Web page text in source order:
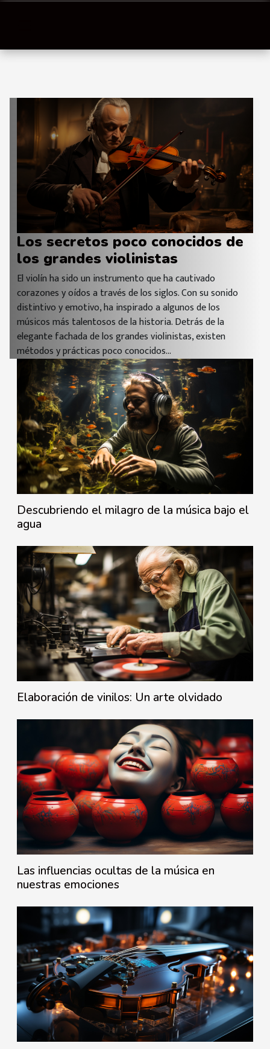
Los secretos poco conocidos de
los grandes violinistas
El violín ha sido un instrumento que ha cautivado
corazones y oídos a través de los siglos. Con su sonido
distintivo y emotivo, ha inspirado a algunos de los
músicos más talentosos de la historia. Detrás de la
elegante fachada de los grandes violinistas, existen
métodos y prácticas poco conocidos...
Descubriendo el milagro de la música bajo el
agua
Elaboración de vinilos: Un arte olvidado
Las influencias ocultas de la música en
nuestras emociones